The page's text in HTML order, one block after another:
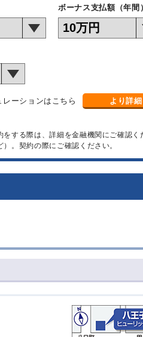
ボーナス支払額（年間）
ーションはこちら より詳
する際は、詳細を金融機関にご確認く
。契約の際にご確認ください。